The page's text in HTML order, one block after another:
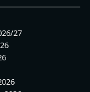
27